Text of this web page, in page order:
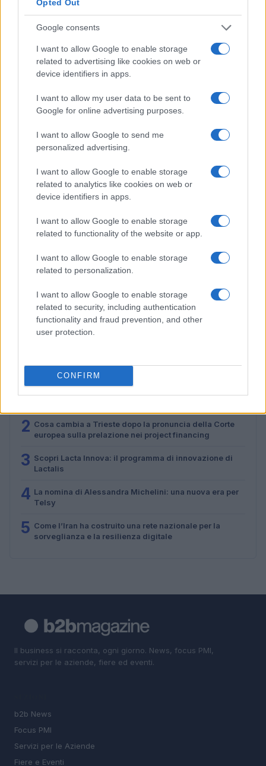
Opted Out
Google consents
I want to allow Google to enable storage
related to advertising like cookies on web or
device identifiers in apps.
I want to allow my user data to be sent to
Google for online advertising purposes.
I want to allow Google to send me
personalized advertising.
I want to allow Google to enable storage
related to analytics like cookies on web or
device identifiers in apps.
I want to allow Google to enable storage
related to functionality of the website or app.
I want to allow Google to enable storage
related to personalization.
I want to allow Google to enable storage
related to security, including authentication
functionality and fraud prevention, and other
user protection.
CONFIRM
Acquisizione Fincantieri-WSense: i fondatori restano
Linda Pellegrini · 7 Lug 2026
Cosa cambia a Trieste dopo la pronuncia della Corte
europea sulla prelazione nei project financing
Martina Marchesi · 5 Lug 2026
1
2 Cosa cambia a Trieste dopo la pronuncia della Corte
europea sulla prelazione nei project financing
3 Scopri Lacta Innova: il programma di innovazione di
Lactalis
4 La nomina di Alessandra Michelini: una nuova era per
Telsy
5 Come l’Iran ha costruito una rete nazionale per la
sorveglianza e la resilienza digitale
Il business si racconta, ogni giorno. News, focus PMI,
servizi per le aziende, fiere ed eventi.
b2b News
Focus PMI
Servizi per le Aziende
Fiere e Eventi